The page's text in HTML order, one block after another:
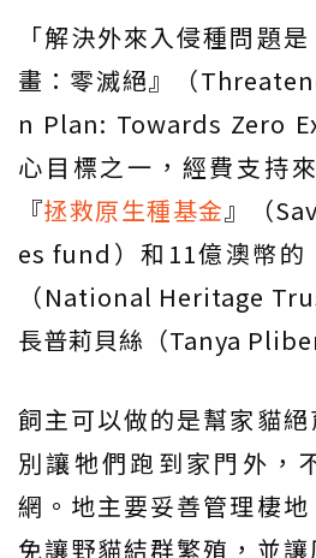
「解決外來入侵種問題
畫：零滅絕』（
n Plan: Towards Zero
心目標之一，經費支持
『拯救原生種基金』（
es fund）和11億澳幣的
（National Heritage
長普莉貝絲（Tanya
飼主可以做的是幫家貓絕
別讓牠們跑到家門外，
網。地主要妥善管理棲
免讓野貓結群繁殖，並